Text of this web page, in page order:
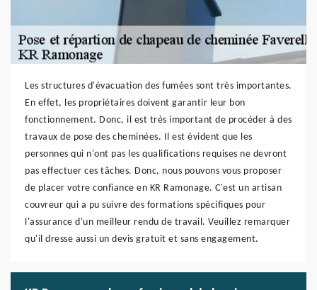
Les structures d'évacuation des fumées sont très importantes.
En effet, les propriétaires doivent garantir leur bon
fonctionnement. Donc, il est très important de procéder à des
travaux de pose des cheminées. Il est évident que les
personnes qui n'ont pas les qualifications requises ne devront
pas effectuer ces tâches. Donc, nous pouvons vous proposer
de placer votre confiance en KR Ramonage. C'est un artisan
couvreur qui a pu suivre des formations spécifiques pour
l'assurance d'un meilleur rendu de travail. Veuillez remarquer
qu'il dresse aussi un devis gratuit et sans engagement.